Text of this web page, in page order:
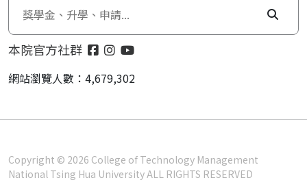
本院官方社群
網站瀏覽人數：4,679,302
Copyright © 2026 College of Technology Management
National Tsing Hua University ALL RIGHTS RESERVED